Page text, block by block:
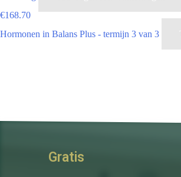
€168.70
Hormonen in Balans Plus - termijn 3 van 3
Gratis